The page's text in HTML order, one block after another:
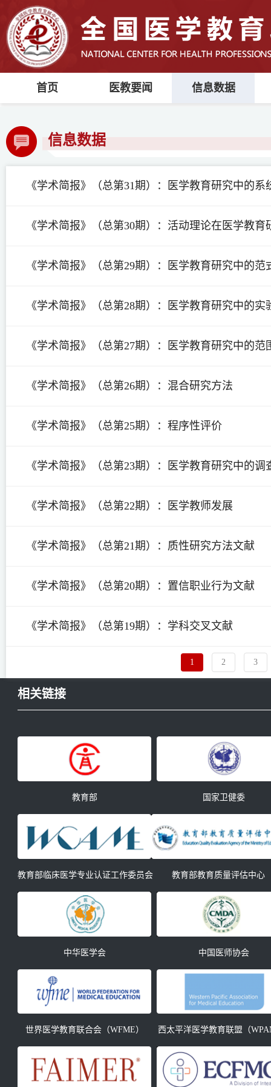
首页 医教要闻 信息数据
信息数据
《学术简报》（总第31期）：医学教育研究中的系
《学术简报》（总第30期）：活动理论在医学教育
《学术简报》（总第29期）：医学教育研究中的范
《学术简报》（总第28期）：医学教育研究中的实
《学术简报》（总第27期）：医学教育研究中的范
《学术简报》（总第26期）：混合研究方法
《学术简报》（总第25期）：程序性评价
《学术简报》（总第23期）：医学教育研究中的调
《学术简报》（总第22期）：医学教师发展
《学术简报》（总第21期）：质性研究方法文献
《学术简报》（总第20期）：置信职业行为文献
《学术简报》（总第19期）：学科交叉文献
1 2 3
相关链接
教育部 国家卫健委
教育部临床医学专业认证工作委员会 教育部教育质量评估中心
中华医学会 中国医师协会
世界医学教育联合会（WFME） 西太平洋医学教育联盟（